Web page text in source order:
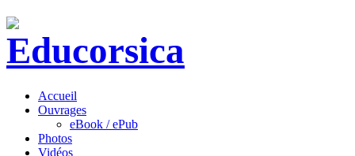
Accueil
Ouvrages
eBook / ePub
Photos
Vidéos